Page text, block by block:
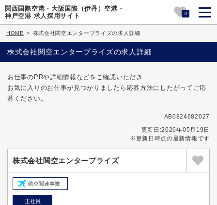
関西国際空港・大阪国際（伊丹）空港・
神戸空港 求人採用サイト
0
HOME > 株式会社関空エンタープライズの求人詳細
株式会社関空エンタープライズの求人詳細
お仕事のPRや詳細情報などをご確認いただき
お気に入りのお仕事が見つかりましたら応募方法にしたがってご応
募ください。
AB0824682027
更新日:2026年05月19日
※更新日時点の最新情報です
株式会社関空エンタープライズ
航空関連事業
正社員